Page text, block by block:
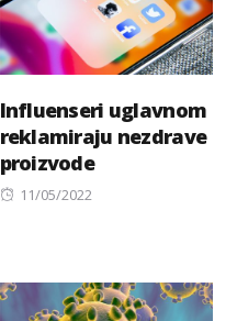
Influenseri uglavnom
reklamiraju nezdrave
proizvode
Posted
11/05/2022